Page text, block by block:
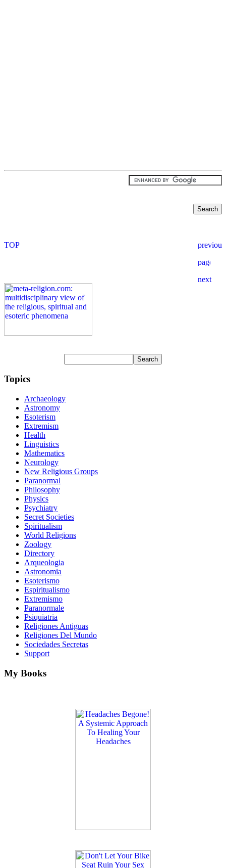
Topics
Archaeology
Astronomy
Esoterism
Extremism
Health
Linguistics
Mathematics
Neurology
New Religious Groups
Paranormal
Philosophy
Physics
Psychiatry
Secret Societies
Spiritualism
World Religions
Zoology
Directory
Arqueologia
Astronomia
Esoterismo
Espiritualismo
Extremismo
Paranormale
Psiquiatria
Religiones Antiguas
Religiones Del Mundo
Sociedades Secretas
Support
My Books